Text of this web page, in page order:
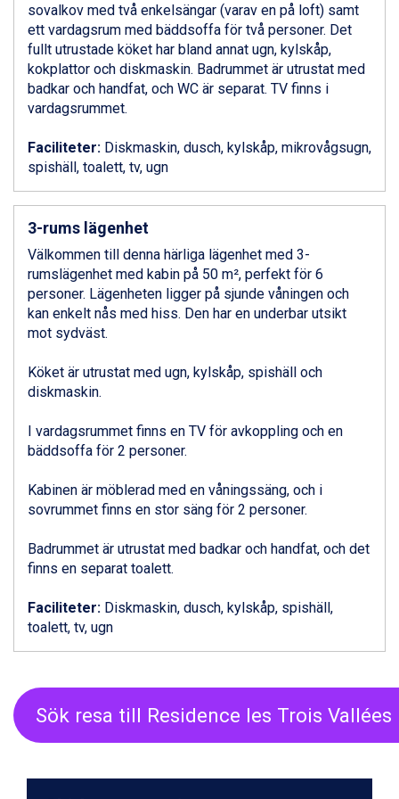
Ischgl från 11.295 kr.
Wagrain från 7.095 kr.
Fieberbrunn från 9.645 kr.
Val Thorens från 8.395 kr.
St. Anton från 11.245 kr.
Zell am See från 6.295 kr.
Canazei från 7.195 kr.
Livigno från 5.595 kr.
Ponte di Legno från 7.395 kr.
Sauze dOulx från 6.145 kr.
Bad Gastein från 6.295 kr.
Arabba från 11.045 kr.
La Thuile från 7.045 kr.
Cervinia från 8.245 kr.
Sölden från 12.995 kr.
Passo Tonale från 5.895 kr.
Saalbach från 9.445 kr.
Champoluc från 5.945 kr.
Ischgl från 11.295 kr.
Wagrain från 7.095 kr.
Val Thorens från 8.395 kr.
St. Anton från 11.245 kr.
Canazei från 7.195 kr.
Livigno från 5.595 kr.
Sauze dOulx från 6.145 kr.
Alleghe från 8.545 kr.
Bad Gastein från 6.295 kr.
La Thuile från 7.045 kr.
Cervinia från 8.245 kr.
Sölden från 12.995 kr.
Passo Tonale från 5.895 kr.
sovalkov med två enkelsängar (varav en på loft) samt
ett vardagsrum med bäddsoffa för två personer. Det
fullt utrustade köket har bland annat ugn, kylskåp,
kokplattor och diskmaskin. Badrummet är utrustat med
badkar och handfat, och WC är separat. TV finns i
vardagsrummet.
Faciliteter: Diskmaskin, dusch, kylskåp, mikrovågsugn,
spishäll, toalett, tv, ugn
3-rums lägenhet
Välkommen till denna härliga lägenhet med 3-
rumslägenhet med kabin på 50 m², perfekt för 6
personer. Lägenheten ligger på sjunde våningen och
kan enkelt nås med hiss. Den har en underbar utsikt
mot sydväst.
Köket är utrustat med ugn, kylskåp, spishäll och
diskmaskin.
I vardagsrummet finns en TV för avkoppling och en
bäddsoffa för 2 personer.
Kabinen är möblerad med en våningssäng, och i
sovrummet finns en stor säng för 2 personer.
Badrummet är utrustat med badkar och handfat, och det
finns en separat toalett.
Faciliteter: Diskmaskin, dusch, kylskåp, spishäll,
toalett, tv, ugn
Sök resa till Residence les Trois Vallées